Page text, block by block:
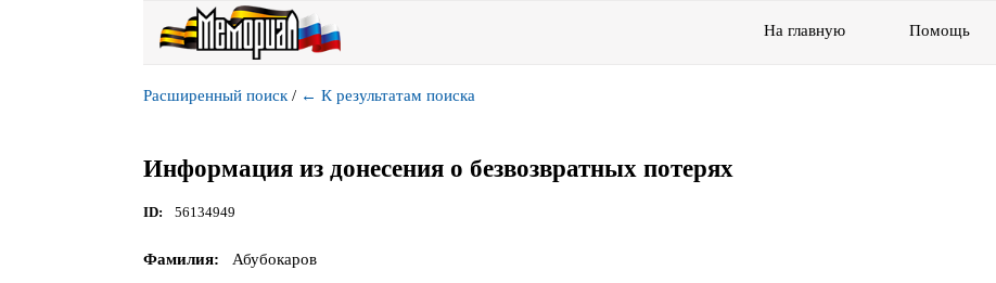
На главную Помощь
Расширенный поиск / ← К результатам поиска
Информация из донесения о безвозвратных потерях
ID 56134949
Фамилия
Абубокаров